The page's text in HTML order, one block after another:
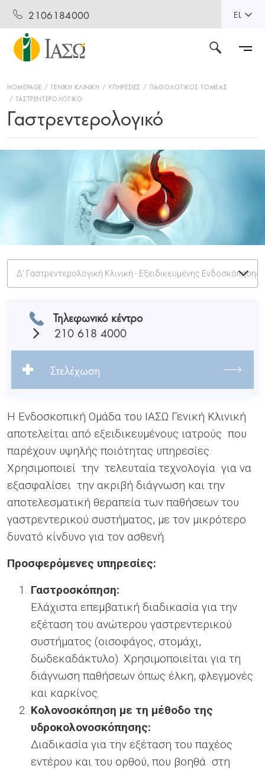
2106184000 EL
HOMEPAGE ΓΕΝΙΚΗ ΚΛΙΝΙΚΗ ΥΠΗΡΕΣΙΕΣ
ΠΑΘΟΛΟΓΙΚΟΣ ΤΟΜΕΑΣ
ΓΑΣΤΡΕΝΤΕΡΟΛΟΓΙΚΟ
Γαστρεντερολογικό
Δ’ Γαστρεντερολογική Κλινική - Εξειδικευμένης Ενδοσκόπησης
Τηλεφωνικό κέντρο
210 618 4000
Στελέχωση
Η Ενδοσκοπική Ομάδα του ΙΑΣΩ Γενική Κλινική
αποτελείται από εξειδικευμένους ιατρούς που
παρέχουν υψηλής ποιότητας υπηρεσίες.
Χρησιμοποιεί την τελευταία τεχνολογία για να
εξασφαλίσει την ακριβή διάγνωση και την
αποτελεσματική θεραπεία των παθήσεων του
γαστρεντερικού συστήματος, με τον μικρότερο
δυνατό κίνδυνο για τον ασθενή.
Προσφερόμενες υπηρεσίες:
Γαστροσκόπηση:
Ελάχιστα επεμβατική διαδικασία για την
εξέταση του ανώτερου γαστρεντερικού
συστήματος (οισοφάγος, στομάχι,
δωδεκαδάκτυλο). Χρησιμοποιείται για τη
διάγνωση παθήσεων όπως έλκη, φλεγμονές
και καρκίνος.
Κολονοσκόπηση με τη μέθοδο της
υδροκολονοσκόπησης:
Διαδικασία για την εξέταση του παχέος
εντέρου και του ορθού, που βοηθά στη